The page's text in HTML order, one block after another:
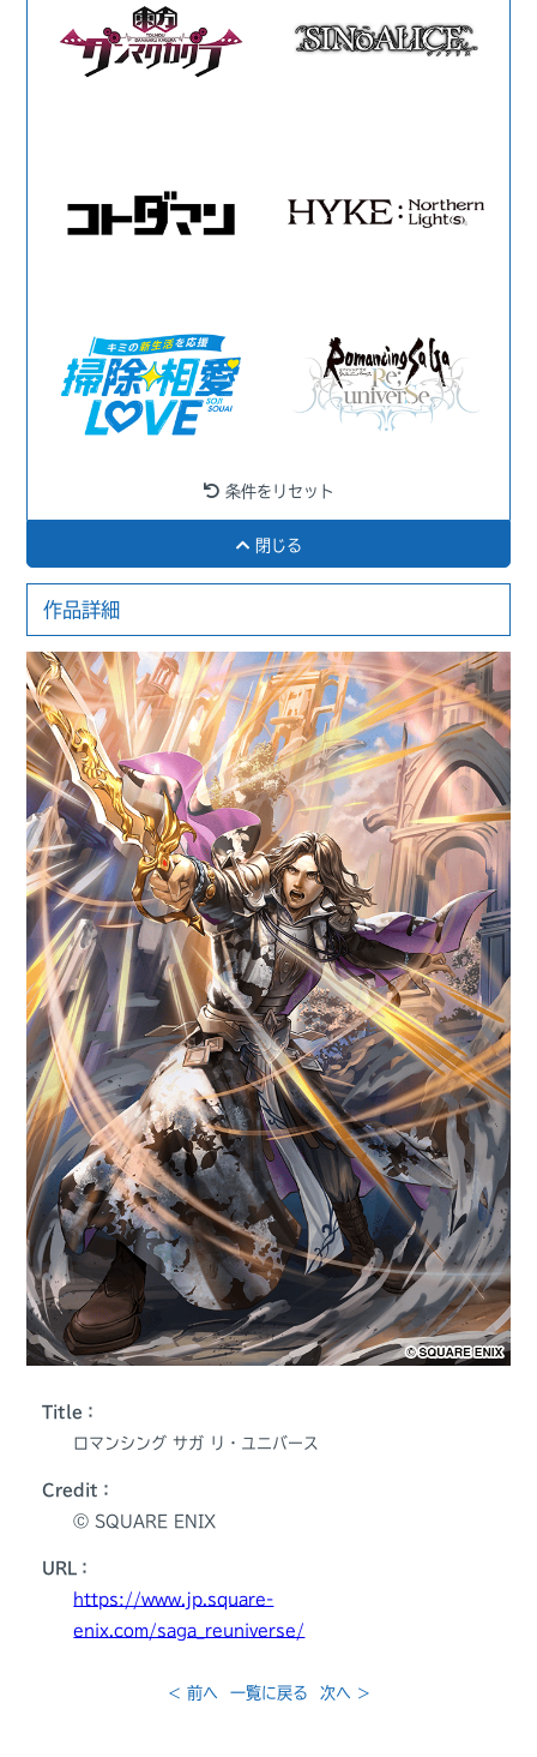
条件をリセット
閉じる
作品詳細
Title：
ロマンシング サガ リ・ユニバース
Credit：
Ⓒ SQUARE ENIX
URL：
https://www.jp.square-
enix.com/saga_reuniverse/
< 前へ 一覧に戻る 次へ >